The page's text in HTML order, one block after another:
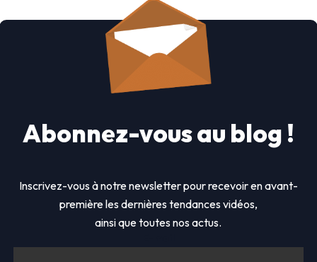
Abonnez-vous au blog !
Inscrivez-vous à notre newsletter pour recevoir en avant-
première les dernières tendances vidéos,
ainsi que toutes nos actus.